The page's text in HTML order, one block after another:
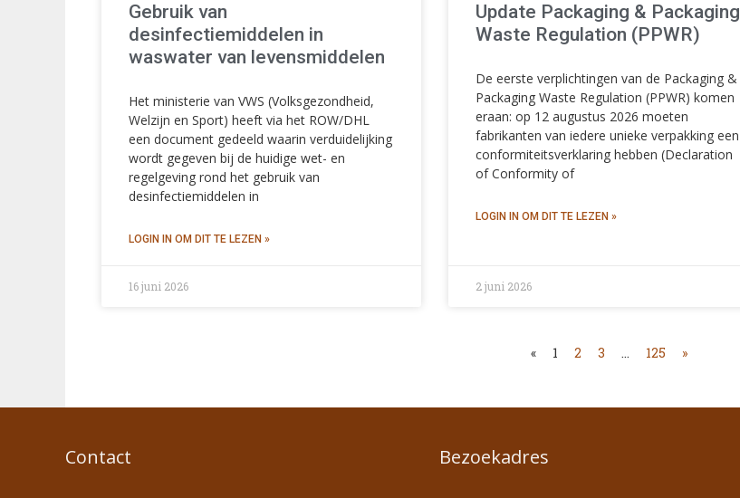
Gebruik van
desinfectiemiddelen in
waswater van levensmiddelen
Het ministerie van VWS (Volksgezondheid,
Welzijn en Sport) heeft via het ROW/DHL
een document gedeeld waarin verduidelijking
wordt gegeven bij de huidige wet- en
regelgeving rond het gebruik van
desinfectiemiddelen in
16 juni 2026
Update Packaging & Packaging
Waste Regulation (PPWR)
De eerste verplichtingen van de Packaging &
Packaging Waste Regulation (PPWR) komen
eraan: op 12 augustus 2026 moeten
fabrikanten van iedere unieke verpakking een
conformiteitsverklaring hebben (Declaration
of Conformity of
2 juni 2026
« 1 2 3 … 125 »
Contact Bezoekadres